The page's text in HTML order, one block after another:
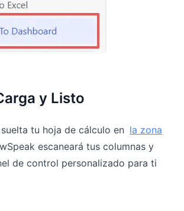
y Listo
tu hoja de cálculo en la zona
escaneará tus columnas y
de control personalizado para ti